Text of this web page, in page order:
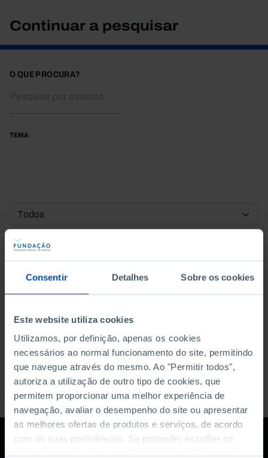
Consentir Detalhes Sobre os cookies
Este website utiliza cookies
Utilizamos, por definição, apenas os cookies
necessários ao normal funcionamento do site, permitindo
que navegue através do mesmo. Ao "Permitir todos",
autoriza a utilização de outro tipo de cookies, que
permitem proporcionar uma melhor experiência de
navegação, avaliar o desempenho do site ou apresentar
as melhores ofertas de produtos e serviços, de acordo
com as suas preferências. Se pretender escolher os
Continuar a pesquisar
O QUE PROCURA?
TEMA
DATA DE INÍCIO
DATA DE FIM